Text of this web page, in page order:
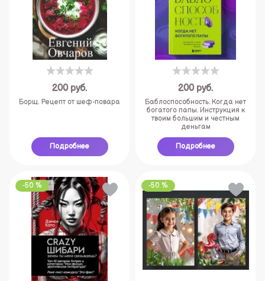
200 руб.
Борщ. Рецепт от шеф-повара
Подробнее
200 руб.
Баблоспособность. Когда нет
богатого папы. Инструкция к
твоим большим и честным
деньгам
Подробнее
-50 % -50 %